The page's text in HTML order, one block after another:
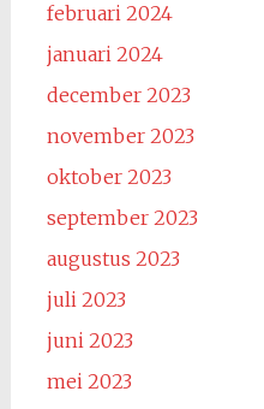
februari 2024
januari 2024
december 2023
november 2023
oktober 2023
september 2023
augustus 2023
juli 2023
juni 2023
mei 2023